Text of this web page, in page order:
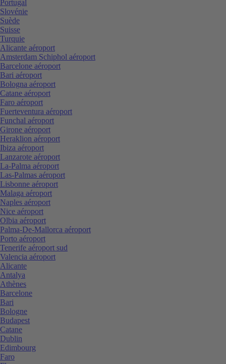
Portugal
Slovénie
Suède
Suisse
Turquie
Alicante aéroport
Amsterdam Schiphol aéroport
Barcelone aéroport
Bari aéroport
Bologna aéroport
Catane aéroport
Faro aéroport
Fuerteventura aéroport
Funchal aéroport
Girone aéroport
Heraklion aéroport
Ibiza aéroport
Lanzarote aéroport
La-Palma aéroport
Las-Palmas aéroport
Lisbonne aéroport
Malaga aéroport
Naples aéroport
Nice aéroport
Olbia aéroport
Palma-De-Mallorca aéroport
Porto aéroport
Tenerife aéroport sud
Valencia aéroport
Alicante
Antalya
Athènes
Barcelone
Bari
Bologne
Budapest
Catane
Dublin
Edimbourg
Faro